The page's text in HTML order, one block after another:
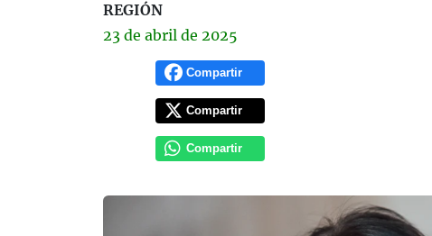
REGIÓN
23 de abril de 2025
Compartir
Compartir
Compartir